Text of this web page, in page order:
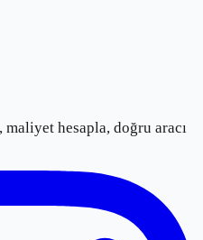
maliyet hesapla, doğru aracı